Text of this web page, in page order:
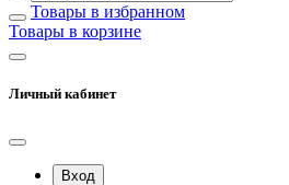
Товары в избранном
Товары в корзине
Личный кабинет
Вход